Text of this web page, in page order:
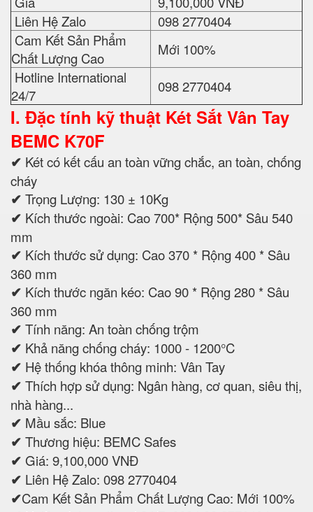
Liên Hệ Zalo
098 2770404
Cam Kết Sản Phẩm
Chất Lượng Cao
Mới 100%
Hotline International
24/7
098 2770404
I. Đặc tính kỹ thuật Két Sắt Vân Tay
BEMC K70F
✔ Két có kết cấu an toàn vững chắc, an toàn, chống
cháy
✔ Trọng Lượng: 130 ± 10Kg
✔ Kích thước ngoài: Cao 700* Rộng 500* Sâu 540
mm
✔ Kích thước sử dụng: Cao 370 * Rộng 400 * Sâu
360 mm
✔ Kích thước ngăn kéo: Cao 90 * Rộng 280 * Sâu
360 mm
✔ Tính năng: An toàn chống trộm
✔ Khả năng chống cháy: 1000 - 1200°C
✔ Hệ thống khóa thông minh: Vân Tay
✔ Thích hợp sử dụng: Ngân hàng, cơ quan, siêu thị,
nhà hàng...
✔ Mầu sắc: Blue
✔ Thương hiệu: BEMC Safes
✔ Giá: 9,100,000 VNĐ
✔ Liên Hệ Zalo: 098 2770404
✔Cam Kết Sản Phẩm Chất Lượng Cao: Mới 100%